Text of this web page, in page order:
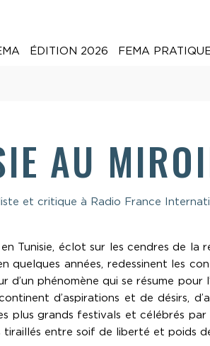
ÉDITION 2026 FEMA
AU
et critique à Radio France
en Tunisie, éclot sur les cendres de
quelques années, redessinent les
d’un phénomène qui se résume
d’aspirations et de désirs,
plus grands festivals et célébrés
tiraillés entre soif de liberté et poids